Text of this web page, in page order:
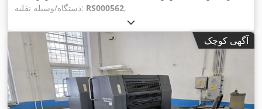
دستگاه/وسیله نقلیه: RS000562,
آگهی کوچک